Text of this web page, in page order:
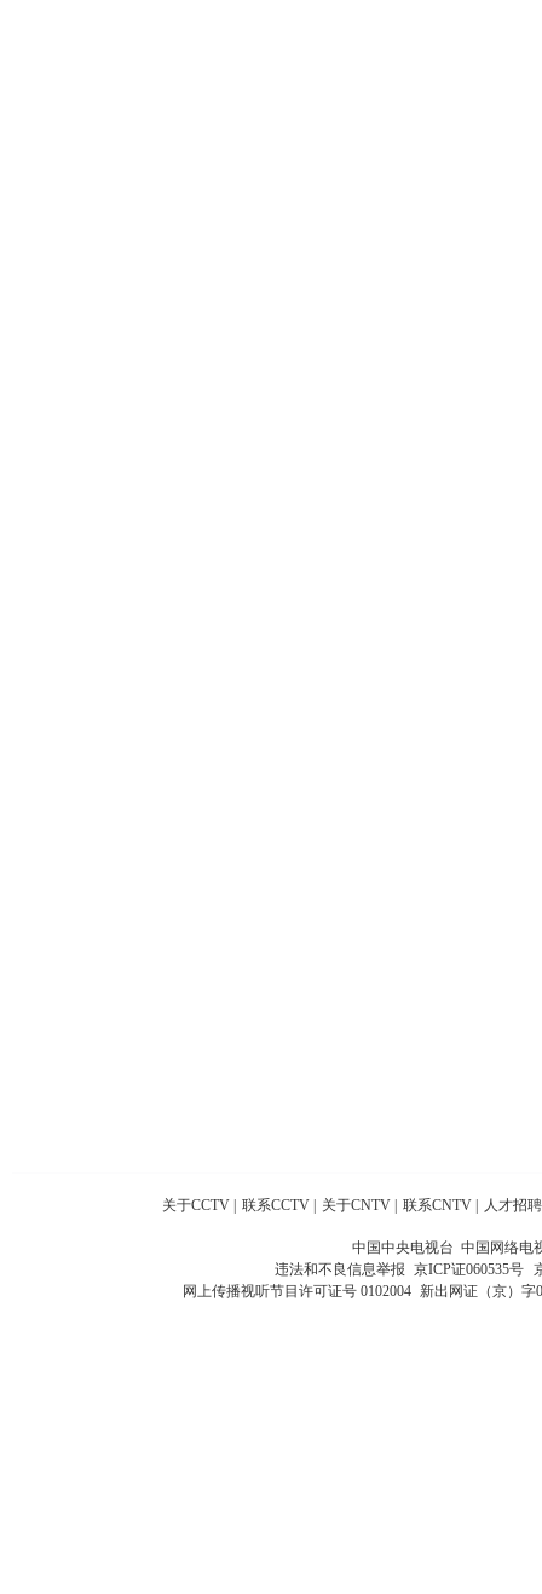
关于CCTV 联系CCTV 关于CNTV 联系CNTV 人才招聘
中国中央电视台 中国网络电
违法和不良信息举报 京ICP证060535号
网上传播视听节目许可证号 0102004 新出网证（京）